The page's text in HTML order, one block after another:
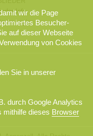
Info
Login
wir die Page
Besucher-
auf dieser Webseite
von Cookies
Sie in unserer
durch Google Analytics
mithilfe dieses Browser